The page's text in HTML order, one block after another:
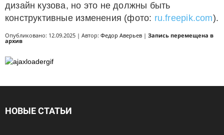
дизайн кузова, но это не должны быть
конструктивные изменения (фото: ru.freepik.com).
Опубликовано: 12.09.2025 | Автор: Федор Аверьев | Запись перемещена в
архив
НОВЫЕ СТАТЬИ